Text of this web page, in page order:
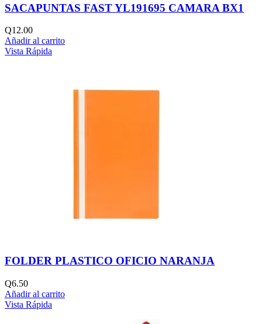
SACAPUNTAS FAST YL191695 CAMARA BX1
Q12.00
Añadir al carrito
Vista Rápida
FOLDER PLASTICO OFICIO NARANJA
Q6.50
Añadir al carrito
Vista Rápida